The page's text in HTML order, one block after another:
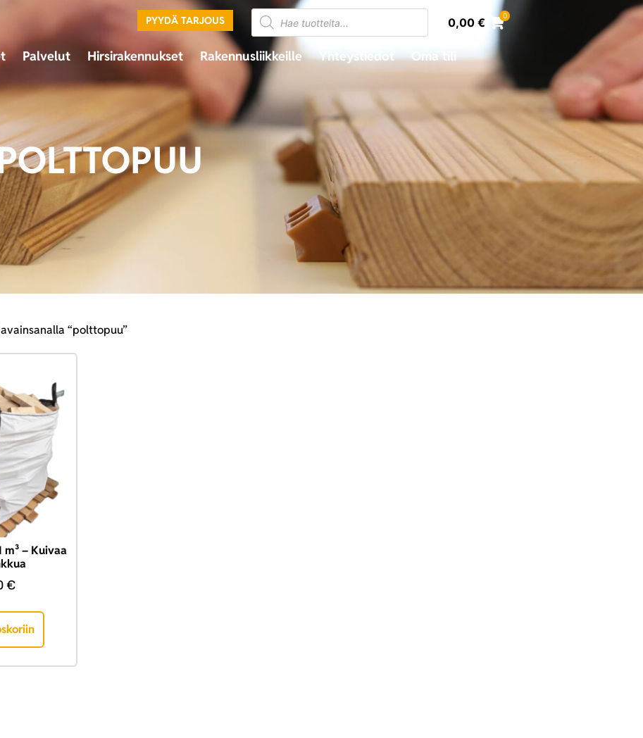
PYYDÄ TARJOUS 0,00€ 0
Palvelut Hirsirakennukset Rakennusliikkeille Yhteystiedot Oma tili
“polttopuu”
m³ – Kuivaa
€